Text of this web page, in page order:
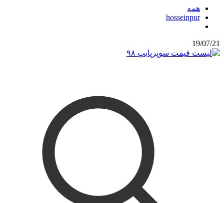
همه
hosseinpur
19/07/21